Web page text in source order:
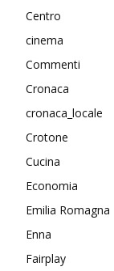
Centro
cinema
Commenti
Cronaca
cronaca_locale
Crotone
Cucina
Economia
Emilia Romagna
Enna
Fairplay